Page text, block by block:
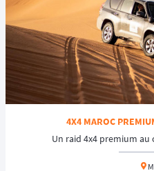
🏍️ En Moto
📍Grèce: Parcourez les
culturelle et historique de la Grèce
aux îles, les paysages sont variés
📍
Tunisie : LeSahara
inoubliable au cœur du désert
oasis verdoyantes et une culture
Afrique de l'Ouest: LeDakar
vous fera traverser le désert du
kms de raid. Une aventure extrême
➡️ Le raid permet d’accéder à des
4X4 MAROC
Un raid 4x4 premium